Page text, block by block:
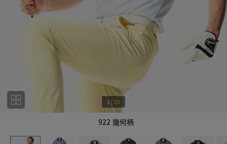
922 幾何柄
1 | 20